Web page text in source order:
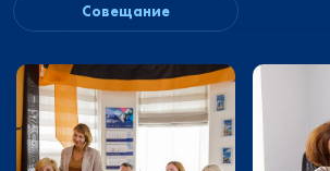
Совещание